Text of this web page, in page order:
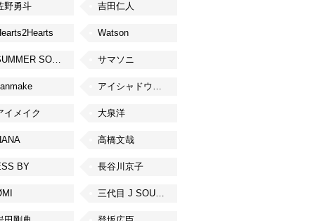
野勇斗 吉田仁人
Watson
SUMMER SONIC サマソニ
アイシャドウベース
イメイク 大泉洋
高橋文哉
BY 長谷川京子
三代目 J SOUL BROTHERS from EXILE TRIBE